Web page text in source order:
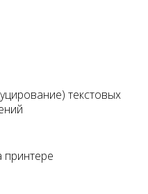
текстовых
принтере